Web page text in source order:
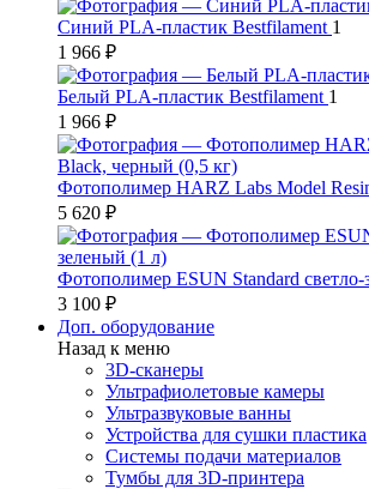
Синий PLA-пластик Bestfilament 1
1 966 ₽
Белый PLA-пластик Bestfilament 1
1 966 ₽
Фотополимер HARZ Labs Model
5 620 ₽
Фотополимер ESUN Standard
3 100 ₽
Доп. оборудование
Назад к меню
3D-сканеры
Ультрафиолетовые камеры
Ультразвуковые ванны
Устройства для сушки пластика
Системы подачи материалов
Тумбы для 3D-принтера